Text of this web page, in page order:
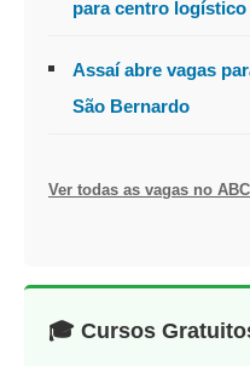
para centro
Assaí abre vagas
São Bernardo
Ver todas as vagas no
🎓 Cursos